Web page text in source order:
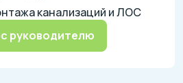
канализаций и ЛОС
руководителю